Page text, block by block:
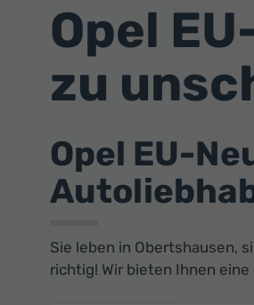
Opel
zu
Opel EU-
Sie leben in Obertshausen,
richtig! Wir bieten Ihnen eine